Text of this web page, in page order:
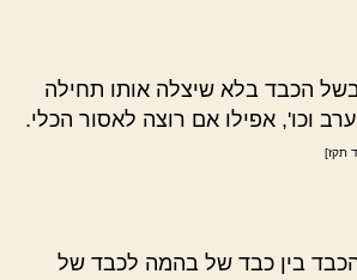
הכבד בלא שיצלה אותו תחילה
וכו', אפילו אם רוצה לאסור הכלי.
תקז]
הכבד בין כבד של בהמה לכבד של